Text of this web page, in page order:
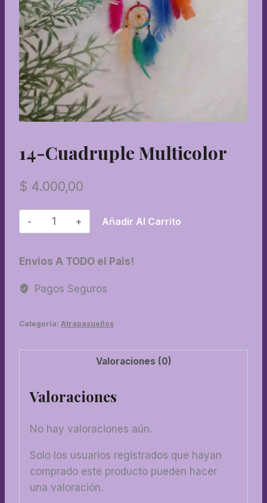
14-Cuadruple Multicolor
$ 4.000,00
14-
Cuadruple
cantidad
Añadir Al Carrito
Envios A TODO el Pais!
Pagos Seguros
Categoría: Atrapasueños
Valoraciones (0)
Valoraciones
No hay valoraciones aún.
Solo los usuarios registrados que hayan
comprado este producto pueden hacer
una valoración.